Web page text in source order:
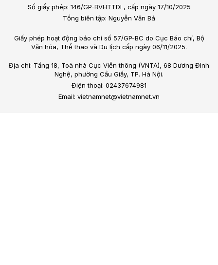
Số giấy phép: 146/GP-BVHTTDL, cấp ngày 17/10/2025
Tổng biên tập: Nguyễn Văn Bá
Giấy phép hoạt động báo chí số 57/GP-BC do Cục Báo chí, Bộ
Văn hóa, Thể thao và Du lịch cấp ngày 06/11/2025.
Địa chỉ: Tầng 18, Toà nhà Cục Viễn thông (VNTA), 68 Dương Đình
Nghệ, phường Cầu Giấy, TP. Hà Nội.
Điện thoại: 02437674981
Email: vietnamnet@vietnamnet.vn